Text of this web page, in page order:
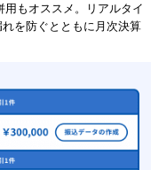
用もオススメ。リアルタイ
を防ぐとともに月次決算